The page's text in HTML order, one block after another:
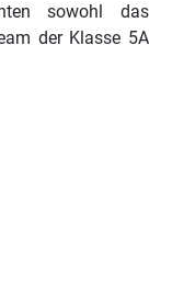
sowohl das
der Klasse 5A